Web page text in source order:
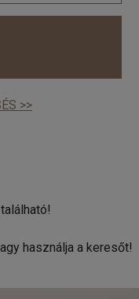
>>
használja a keresőt!